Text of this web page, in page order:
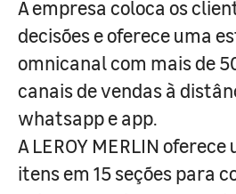
A empresa coloca os
decisões e oferece uma
omnicanal com mais de
canais de vendas à
whatsapp e app.
A LEROY MERLIN
itens em 15 seções para